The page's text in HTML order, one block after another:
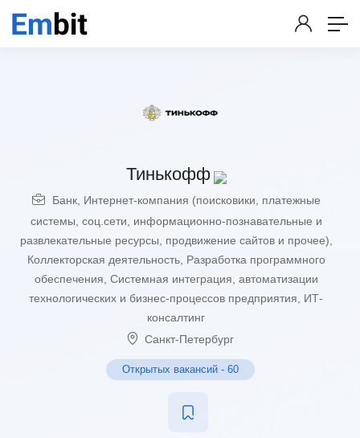
Тинькофф
Банк, Интернет-компания (поисковики, платежные
системы, соц.сети, информационно-познавательные и
развлекательные ресурсы, продвижение сайтов и прочее)
Коллекторская деятельность, Разработка программного
обеспечения Системная интеграция, автоматизации
технологических и бизнес-процессов предприятия, ИТ-
консалтинг
Санкт-Петербург
Открытых вакансий- 60